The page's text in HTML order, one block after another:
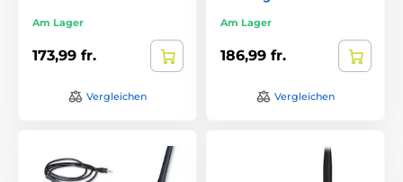
Am Lager
173,99 fr.
Vergleichen
Am Lager
186,99 fr.
Vergleichen